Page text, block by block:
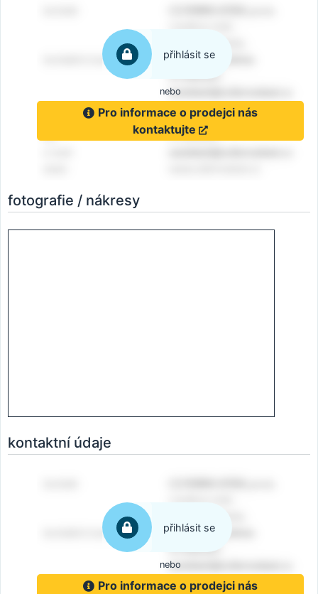
přihlásit se
nebo
Pro informace o prodejci nás
kontaktujte
fotografie / nákresy
kontaktní údaje
přihlásit se
nebo
Pro informace o prodejci nás